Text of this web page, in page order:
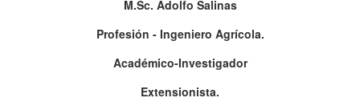
M.Sc. Adolfo Salinas
Profesión - Ingeniero Agrícola.
Académico-Investigador
Extensionista.